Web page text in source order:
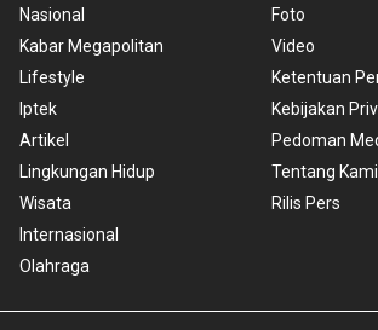
Nasional
Kabar Megapolitan
Lifestyle
Iptek
Artikel
Lingkungan Hidup
Wisata
Internasional
Olahraga
Foto
Video
Ketentuan
Kebijakan
Pedoman
Tentang Kami
Rilis Pers